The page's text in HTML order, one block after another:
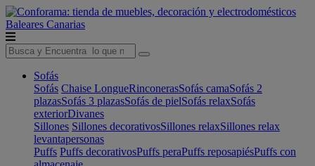
Baleares Canarias
Sofás
Sofás Chaise LongueRinconerasSofás camaSofás 2
plazasSofás 3 plazasSofás de pielSofás relaxSofás
exteriorDivanes
Sillones Sillones decorativosSillones relaxSillones relax
levantapersonas
Puffs Puffs decorativosPuffs peraPuffs reposapiésPuffs con